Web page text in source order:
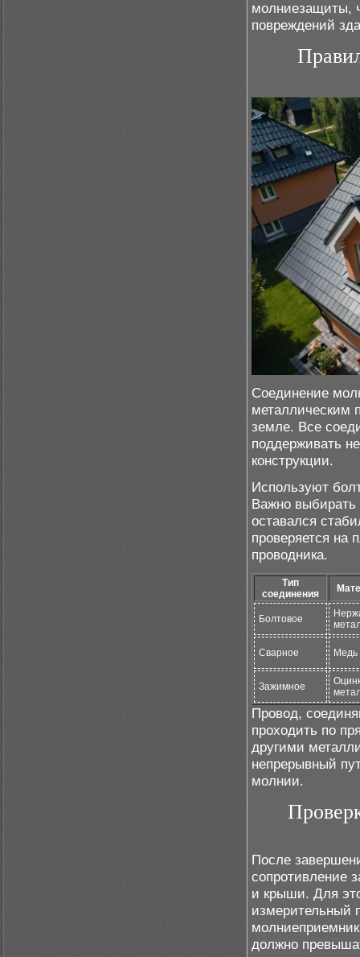
молниезащиты,
повреждений
Соединение
металлическим
земле. Все
поддерживать
конструкции.
Используют
Важно выбирать
оставался
проверяется на
проводника.
Тип
соединения
Болтовое
Сварное Медь
Зажимное
Провод,
проходить по
другими
непрерывный
молнии.
После
сопротивление
и крыши. Для
измерительный
должно